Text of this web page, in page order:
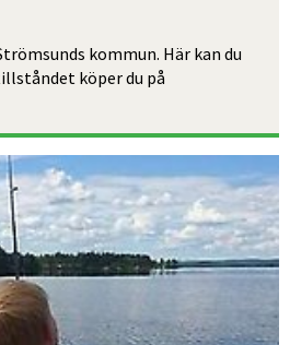
kommun. Här kan du
köper du på